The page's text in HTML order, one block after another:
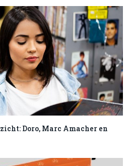
Doro, Marc Amacher en